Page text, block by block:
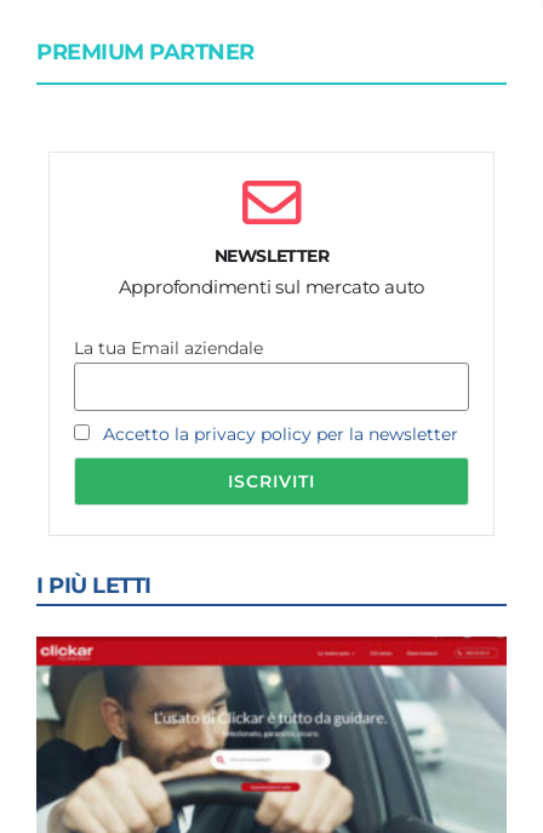
PREMIUM PARTNER
NEWSLETTER
Approfondimenti sul mercato auto
La tua Email aziendale
Accetto la privacy policy per la newsletter
I PIÙ LETTI